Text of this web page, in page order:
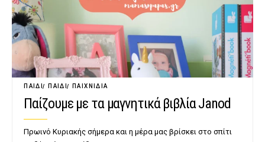
ΠΑΙΔΊ ΠΑΙΔΊ ΠΑΙΧΝΊΔΙΑ
Παίζουμε με τα μαγνητικά βιβλία Janod
Πρωινό Κυριακής σήμερα και η μέρα μας βρίσκει στο σπίτι